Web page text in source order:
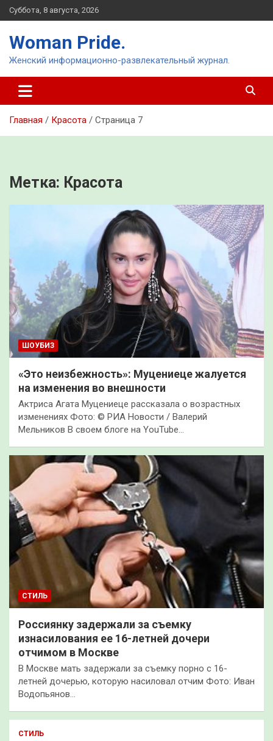
Перейти
к
Суббота, 8 августа, 2026
Woman Pride.
Женский информационно-развлекательный журнал.
Главная Красота Страница 7
Метка: Красота
ШОУБИЗ
«Это неизбежность»: Муцениеце жалуется
на изменения во внешности
Актриса Агата Муцениеце рассказала о возрастных
изменениях Фото: © РИА Новости / Валерий
Мельников В своем блоге на YouTube…
СТИЛЬ
Россиянку задержали за съемку
изнасилования ее 16-летней дочери
отчимом в Москве
В Москве мать задержали за съемку порно с 16-
летней дочерью, которую насиловал отчим Фото: Иван
Водопьянов…
СТИЛЬ